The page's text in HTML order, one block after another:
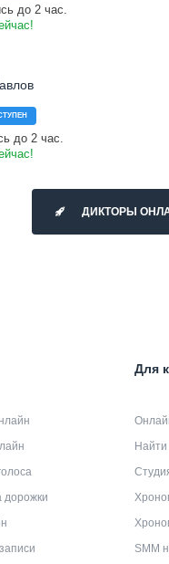
до 2 час.
до 2 час.
ДИКТОРЫ
дорожки
Для
Найти
SMM